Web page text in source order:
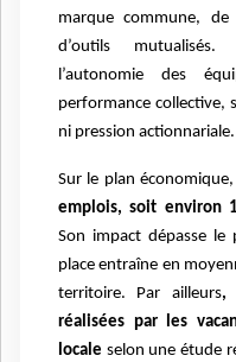
marque commune,
d’outils mutualisés.
l’autonomie des
performance collective,
ni pression actionnariale.
Sur le plan économique,
emplois, soit environ
Son impact dépasse le
place entraîne en
territoire. Par ailleurs,
réalisées par les
locale selon une étude